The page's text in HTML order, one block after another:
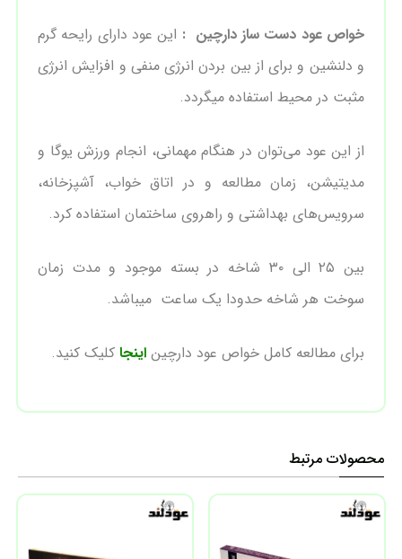
خواص عود دست ساز دارچین : این عود دارای رایحه گرم
و دلنشین و برای از بین بردن انرژی منفی و افزایش انرژی
مثبت در محیط استفاده میگردد.
از این عود می‌توان در هنگام مهمانی، انجام ورزش یوگا و
مدیتیشن، زمان مطالعه و در اتاق خواب، آشپزخانه،
سرویس‌های بهداشتی و راهروی ساختمان استفاده کرد.
بین ۲۵ الی ۳۰ شاخه در بسته موجود و مدت زمان
سوخت هر شاخه حدودا یک ساعت میباشد.
برای مطالعه کامل خواص عود دارچین اینجا کلیک کنید.
محصولات مرتبط